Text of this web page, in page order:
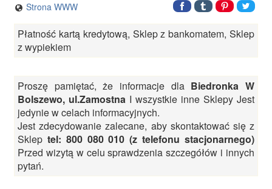
Strona WWW
Płatność kartą kredytową, Sklep z bankomatem, Sklep
z wypiekiem
Proszę pamiętać, że informacje dla Biedronka W
Bolszewo, ul.Zamostna I wszystkie inne Sklepy Jest
jedynie w celach informacyjnych.
Jest zdecydowanie zalecane, aby skontaktować się z
Sklep tel: 800 080 010 (z telefonu stacjonarnego)
Przed wizytą w celu sprawdzenia szczegółów i innych
pytań.